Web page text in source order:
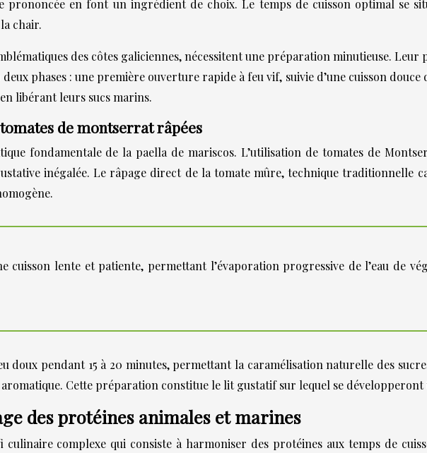
prononcée en font un ingrédient de choix. Le temps de cuisson optimal se
chair.
des côtes galiciennes, nécessitent une préparation minutieuse.
phases : une première ouverture rapide à feu vif, suivie d’une cuisson
libérant leurs sucs marins.
de montserrat râpées
fondamentale de la paella de mariscos. L’utilisation de tomates de
inégalée. Le râpage direct de la tomate mûre, technique traditionnelle
cuisson lente et patiente, permettant l’évaporation progressive de l’eau de
doux pendant 15 à 20 minutes, permettant la caramélisation naturelle des
Cette préparation constitue le lit gustatif sur lequel se développeront
des protéines animales et marines
culinaire complexe qui consiste à harmoniser des protéines aux temps de